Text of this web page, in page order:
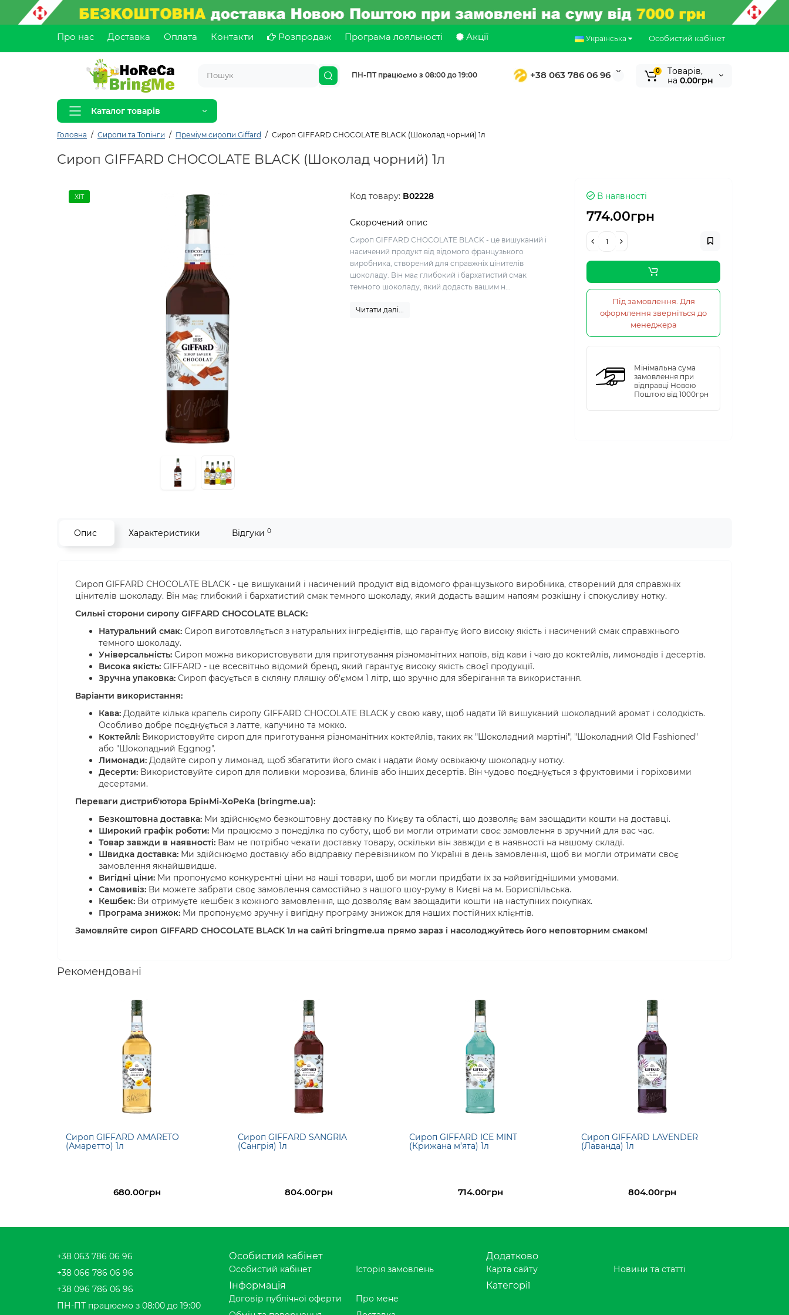
Про нас Доставка Оплата Контакти Розпродаж Програма лояльності Акції Особистий кабінет
Українська
ПН-ПТ працюємо з 08:00 до 19:00 +38 063 786 06 96 0
Tоварів,
на 0.00грн
Каталог товарів
Головна Сиропи та Топінги Преміум сиропи Giffard Сироп GIFFARD CHOCOLATE BLACK (Шоколад чорний) 1л
Сироп GIFFARD CHOCOLATE BLACK (Шоколад чорний) 1л
ХІТ Код товару: B02228
Скорочений опис
Сироп GIFFARD CHOCOLATE BLACK - це вишуканий і
насичений продукт від відомого французького
виробника, створений для справжніх цінителів
шоколаду. Він має глибокий і бархатистий смак
темного шоколаду, який додасть вашим н...
Читати далі...
В наявності
774.00грн
Під замовлення. Для
оформлення зверніться до
менеджера
Мінімальна сума
замовлення при
відправці Новою
Поштою від 1000грн
Опис Характеристики Відгуки 0
Сироп GIFFARD CHOCOLATE BLACK - це вишуканий і насичений продукт від відомого французького виробника, створений для справжніх
цінителів шоколаду. Він має глибокий і бархатистий смак темного шоколаду, який додасть вашим напоям розкішну і спокусливу нотку.
Сильні сторони сиропу GIFFARD CHOCOLATE BLACK:
Натуральний смак: Сироп виготовляється з натуральних інгредієнтів, що гарантує його високу якість і насичений смак справжнього
темного шоколаду.
Універсальність: Сироп можна використовувати для приготування різноманітних напоїв, від кави і чаю до коктейлів, лимонадів і десертів.
Висока якість: GIFFARD - це всесвітньо відомий бренд, який гарантує високу якість своєї продукції.
Зручна упаковка: Сироп фасується в скляну пляшку об'ємом 1 літр, що зручно для зберігання та використання.
Варіанти використання:
Кава: Додайте кілька крапель сиропу GIFFARD CHOCOLATE BLACK у свою каву, щоб надати їй вишуканий шоколадний аромат і солодкість.
Особливо добре поєднується з латте, капучино та мокко.
Коктейлі: Використовуйте сироп для приготування різноманітних коктейлів, таких як "Шоколадний мартіні", "Шоколадний Old Fashioned"
або "Шоколадний Eggnog".
Лимонади: Додайте сироп у лимонад, щоб збагатити його смак і надати йому освіжаючу шоколадну нотку.
Десерти: Використовуйте сироп для поливки морозива, блинів або інших десертів. Він чудово поєднується з фруктовими і горіховими
десертами.
Переваги дистриб'ютора БрінМі-ХоРеКа (bringme.ua):
Безкоштовна доставка: Ми здійснюємо безкоштовну доставку по Києву та області, що дозволяє вам заощадити кошти на доставці.
Широкий графік роботи: Ми працюємо з понеділка по суботу, щоб ви могли отримати своє замовлення в зручний для вас час.
Товар завжди в наявності: Вам не потрібно чекати доставку товару, оскільки він завжди є в наявності на нашому складі.
Швидка доставка: Ми здійснюємо доставку або відправку перевізником по Україні в день замовлення, щоб ви могли отримати своє
замовлення якнайшвидше.
Вигідні ціни: Ми пропонуємо конкурентні ціни на наші товари, щоб ви могли придбати їх за найвигіднішими умовами.
Самовивіз: Ви можете забрати своє замовлення самостійно з нашого шоу-руму в Києві на м. Бориспільська.
Кешбек: Ви отримуєте кешбек з кожного замовлення, що дозволяє вам заощадити кошти на наступних покупках.
Програма знижок: Ми пропонуємо зручну і вигідну програму знижок для наших постійних клієнтів.
Замовляйте сироп GIFFARD CHOCOLATE BLACK 1л на сайті bringme.ua прямо зараз і насолоджуйтесь його неповторним смаком!
Рекомендовані
Сироп GIFFARD AMARETO
(Амаретто) 1л
680.00грн
Сироп GIFFARD SANGRIA
(Сангрія) 1л
804.00грн
Сироп GIFFARD ICE MINT
(Крижана м’ята) 1л
714.00грн
Сироп GIFFARD LAVENDER
(Лаванда) 1л
804.00грн
+38 063 786 06 96
+38 066 786 06 96
+38 096 786 06 96
ПН-ПТ працюємо з 08:00 до 19:00
Особистий кабінет
Особистий кабінет Історія замовлень
Додатково
Карта сайту Новини та статті
Інформація
Договір публічної оферти
Про мене
Категорії